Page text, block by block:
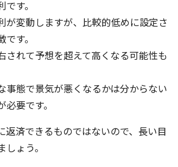
す。
が変動しますが、比較的低めに設定さ
す。
されて予想を超えて高くなる可能性も
事態で景気が悪くなるかは分からない
要です。
返済できるものではないので、長い目
ょう。